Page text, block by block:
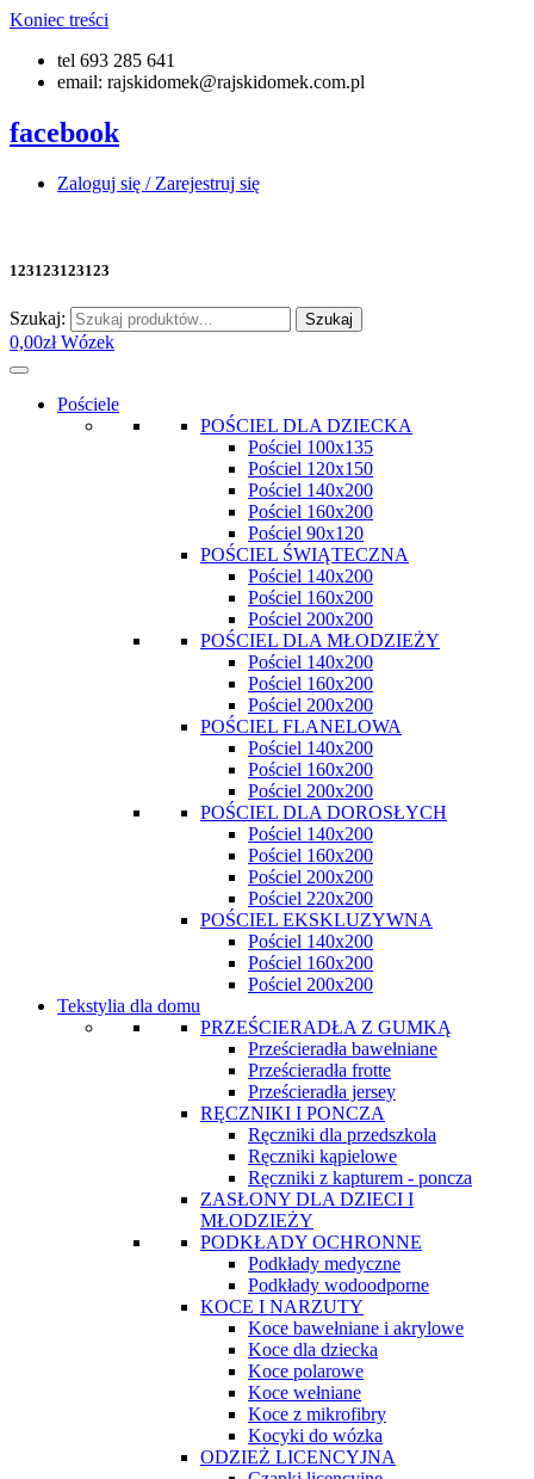
Koniec treści
tel 693 285 641
email: rajskidomek@rajskidomek.com.pl
facebook
Zaloguj się / Zarejestruj się
123123123123
Szukaj: Szukaj
0,00zł Wózek
Pościele
POŚCIEL DLA DZIECKA
Pościel 100x135
Pościel 120x150
Pościel 140x200
Pościel 160x200
Pościel 90x120
POŚCIEL ŚWIĄTECZNA
Pościel 140x200
Pościel 160x200
Pościel 200x200
POŚCIEL DLA MŁODZIEŻY
Pościel 140x200
Pościel 160x200
Pościel 200x200
POŚCIEL FLANELOWA
Pościel 140x200
Pościel 160x200
Pościel 200x200
POŚCIEL DLA DOROSŁYCH
Pościel 140x200
Pościel 160x200
Pościel 200x200
Pościel 220x200
POŚCIEL EKSKLUZYWNA
Pościel 140x200
Pościel 160x200
Pościel 200x200
Tekstylia dla domu
PRZEŚCIERADŁA Z GUMKĄ
Prześcieradła bawełniane
Prześcieradła frotte
Prześcieradła jersey
RĘCZNIKI I PONCZA
Ręczniki dla przedszkola
Ręczniki kąpielowe
Ręczniki z kapturem - poncza
ZASŁONY DLA DZIECI I
MŁODZIEŻY
PODKŁADY OCHRONNE
Podkłady medyczne
Podkłady wodoodporne
KOCE I NARZUTY
Koce bawełniane i akrylowe
Koce dla dziecka
Koce polarowe
Koce wełniane
Koce z mikrofibry
Kocyki do wózka
ODZIEŻ LICENCYJNA